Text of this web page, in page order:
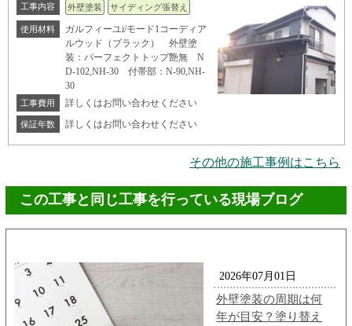
工事内容 外壁塗装 サイディング張替え
使用材料
ガルフィーユi/モード1コーディア
ルウッド（ブラック） 外壁塗
装：パーフェクトトップ艶無 N
D-102,NH-30 付帯部：N-90,NH-
30
工事費用 詳しくはお問い合わせください
保証年数 詳しくはお問い合わせください
その他の施工事例はこちら
この工事と同じ工事を行っている現場ブログ
2026年07月01日
外壁塗装の周期は何
年が目安？塗り替え